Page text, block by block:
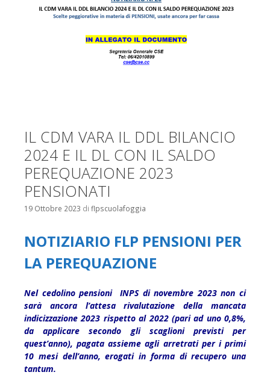
IL CDM VARA IL DDL BILANCIO
2024 E IL DL CON IL SALDO
PEREQUAZIONE 2023
PENSIONATI
19 Ottobre 2023 di flpscuolafoggia
NOTIZIARIO FLP PENSIONI PER
LA PEREQUAZIONE
Nel cedolino pensioni INPS di novembre 2023 non ci
sarà ancora l’attesa rivalutazione della mancata
indicizzazione 2023 rispetto al 2022 (pari ad uno 0,8%,
da applicare secondo gli scaglioni previsti per
quest’anno), pagata assieme agli arretrati per i primi
10 mesi dell’anno, erogati in forma di recupero una
tantum.